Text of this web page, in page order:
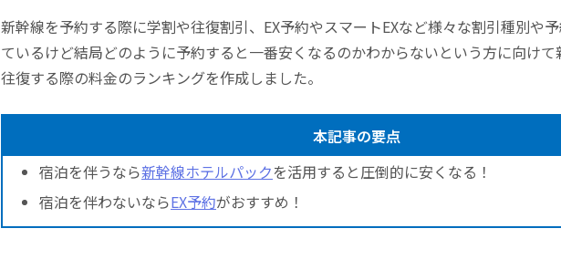
新幹線を予約する際に学割や往復割引、EX予約やスマートEXなど様々な割引種別や
ているけど結局どのように予約すると一番安くなるのかわからないという方に向け
往復する際の料金のランキングを作成しました。
本記事の要点
宿泊を伴うなら新幹線ホテルパックを活用すると圧倒的に安くなる！
宿泊を伴わないならEX予約がおすすめ！